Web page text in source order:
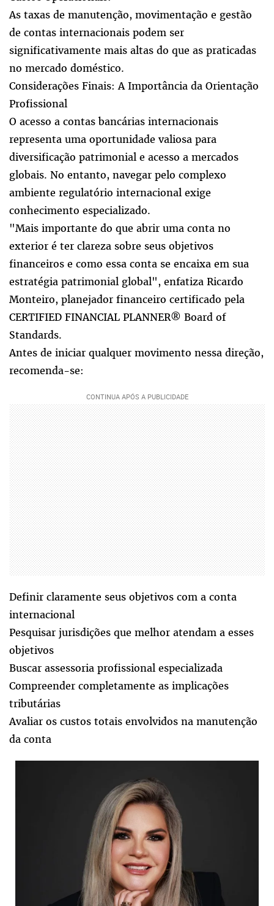
As taxas de manutenção, movimentação e gestão
de contas internacionais podem ser
significativamente mais altas do que as praticadas
no mercado doméstico.
Considerações Finais: A Importância da Orientação
Profissional
O acesso a contas bancárias internacionais
representa uma oportunidade valiosa para
diversificação patrimonial e acesso a mercados
globais. No entanto, navegar pelo complexo
ambiente regulatório internacional exige
conhecimento especializado.
"Mais importante do que abrir uma conta no
exterior é ter clareza sobre seus objetivos
financeiros e como essa conta se encaixa em sua
estratégia patrimonial global", enfatiza Ricardo
Monteiro, planejador financeiro certificado pela
CERTIFIED FINANCIAL PLANNER® Board of
Standards.
Antes de iniciar qualquer movimento nessa direção,
recomenda-se:
Definir claramente seus objetivos com a conta
internacional
Pesquisar jurisdições que melhor atendam a esses
objetivos
Buscar assessoria profissional especializada
Compreender completamente as implicações
tributárias
Avaliar os custos totais envolvidos na manutenção
da conta